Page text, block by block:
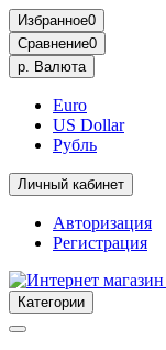
Избранное0
Сравнение0
р. Валюта
Euro
US Dollar
Рубль
Личный кабинет
Авторизация
Регистрация
Категории